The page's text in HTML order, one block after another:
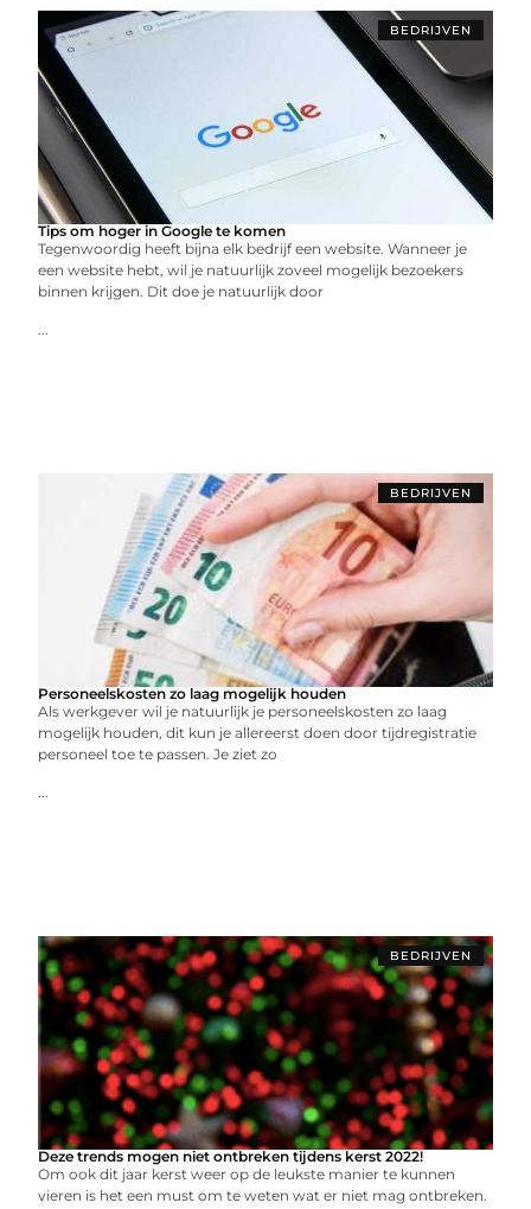
BEDRIJVEN
Tips om hoger in Google te komen
Tegenwoordig heeft bijna elk bedrijf een website. Wanneer je
een website hebt, wil je natuurlijk zoveel mogelijk bezoekers
binnen krijgen. Dit doe je natuurlijk door
...
BEDRIJVEN
Personeelskosten zo laag mogelijk houden
Als werkgever wil je natuurlijk je personeelskosten zo laag
mogelijk houden, dit kun je allereerst doen door tijdregistratie
personeel toe te passen. Je ziet zo
...
BEDRIJVEN
Deze trends mogen niet ontbreken tijdens kerst 2022!
Om ook dit jaar kerst weer op de leukste manier te kunnen
vieren is het een must om te weten wat er niet mag ontbreken.